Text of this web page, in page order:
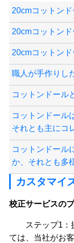
20cmコットン
20cmコットン
20cmコットン
職人が手作りし
コットンドール
コットンドール
それとも主にコ
コットンドール
か、それとも多
カスタマイ
校正サービスの
ステップ1：
ては、当社がお